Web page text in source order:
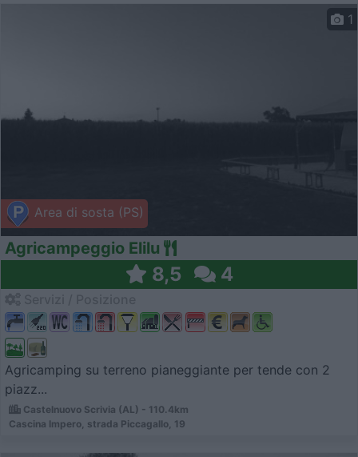
Area di sosta (PS)
1
Agricampeggio Elilu
8,5 4
Agricamping su terreno pianeggiante per tende con 2
piazz...
Castelnuovo Scrivia (AL) - 110.4km
Cascina Impero, strada Piccagallo, 19